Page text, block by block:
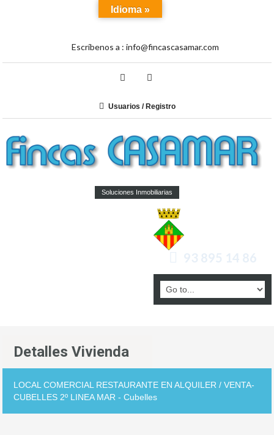
Escríbenos a : info@fincascasamar.com
Usuarios / Registro
Soluciones Inmobiliarias
93 895 14 86
Detalles Vivienda
LOCAL COMERCIAL RESTAURANTE EN ALQUILER / VENTA-
CUBELLES 2º LINEA MAR - Cubelles
Idioma »